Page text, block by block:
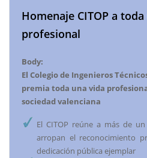
Homenaje CITOP a
profesional
Body:
El Colegio de Ingenieros
premia toda una vida
sociedad valenciana
El CITOP reúne a más de
arropan el reconocimiento
dedicación pública ejemplar